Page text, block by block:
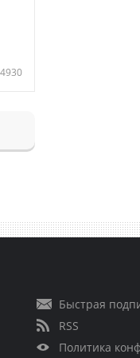
4930
Быстрая
RSS
Политика